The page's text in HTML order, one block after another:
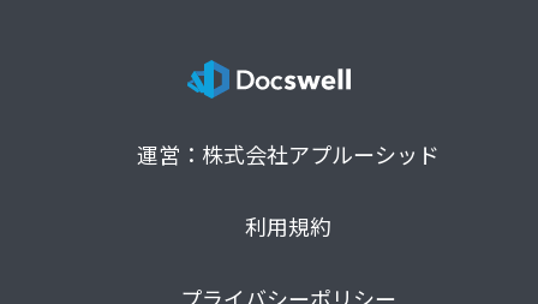
運営：株式会社アプルーシッド
利用規約
プライバシーポリシー